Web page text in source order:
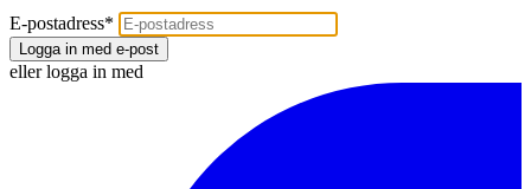
E-postadress*
Logga in med e-post
eller logga in med